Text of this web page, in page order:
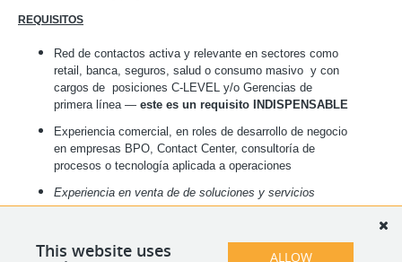
REQUISITOS
Red de contactos activa y relevante en sectores como
retail, banca, seguros, salud o consumo masivo y con
cargos de posiciones C-LEVEL y/o Gerencias de
primera línea — este es un requisito INDISPENSABLE
Experiencia comercial, en roles de desarrollo de negocio
en empresas BPO, Contact Center, consultoría de
procesos o tecnología aplicada a operaciones
Experiencia en venta de de soluciones y servicios
This website uses ALLOW